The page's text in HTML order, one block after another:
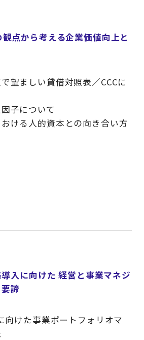
点から考える企業価値向上と
望ましい貸借対照表／CCCに
子について
ける人的資本との向き合い方
入に向けた 経営と事業マネジ
諦
けた事業ポートフォリオマ